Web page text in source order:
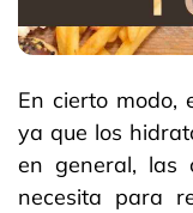
En cierto modo,
ya que los
en general, las
necesita para